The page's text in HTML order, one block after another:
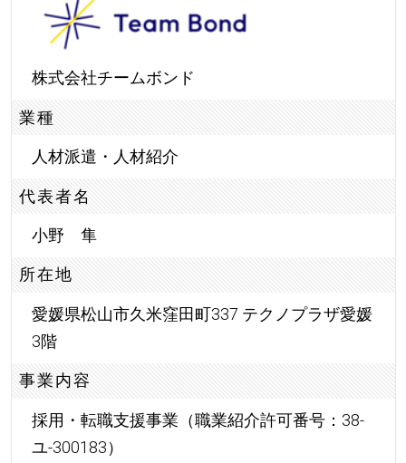
株式会社チームボンド
業種
人材派遣・人材紹介
代表者名
小野 隼
所在地
愛媛県松山市久米窪田町337 テクノプラザ愛媛
3階
事業内容
採用・転職支援事業（職業紹介許可番号：38-
ユ-300183）